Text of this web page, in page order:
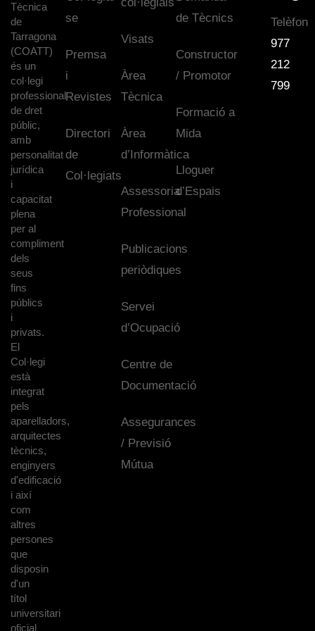
Tècnica
de
Tarragona
(COATT)
és un
col·legi
professional
de dret
públic,
amb
personalitat
jurídica
i
capacitat
plena
per al
compliment
dels
seus
fins
públics
i
privats.
El
Col·legi
està
integrat
pels
aparelladors,
arquitectes
tècnics,
enginyers
d'edificació
i així
com
altres
persones
que
disposin
d'un
títol
universitari
oficial
se
Premsa
i
Revistes
Directori
de
Col·legiats
Visats
Àrea
Tècnica
Àrea
d’Informàtica
Assessoria
Professional
Publicacions
periòdiques
Servei
d’Ocupació
Centre de
Documentació
Assegurances
/ Previsió
Mútua
de Tècnics
Constructor
/ Promotor
Formació a
Mida
Lloguer
d’Espais
Telèfon
977
212
799